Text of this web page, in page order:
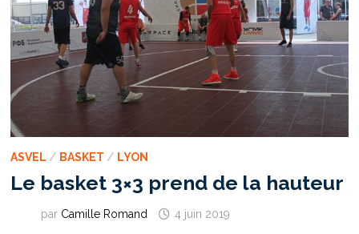
ASVEL / BASKET / LYON
Le basket 3×3 prend de la hauteur
par Camille Romand 4 juin 2019